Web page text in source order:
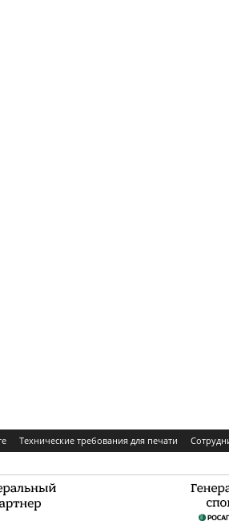
Технические требования для печати